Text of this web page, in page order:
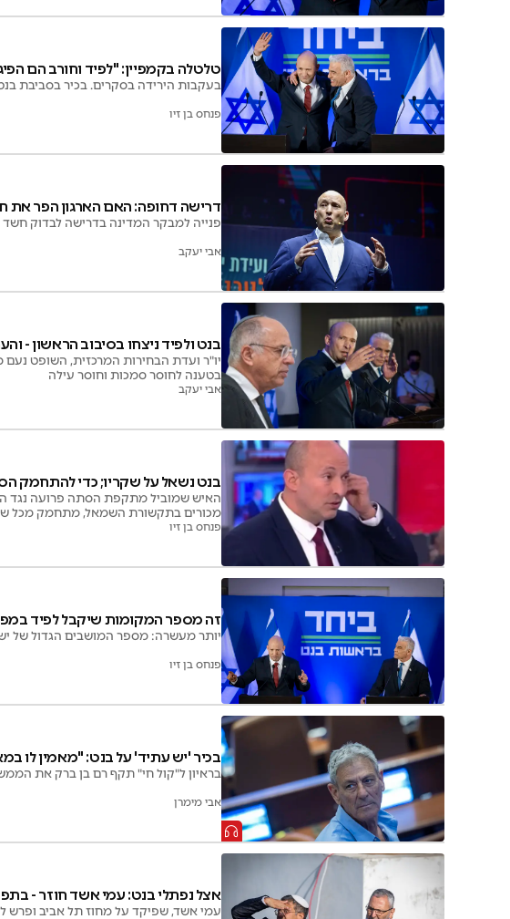
טלטלה בקמפיין: "לפיד וחורב הם
בעקבות הירידה בסקרים. בכיר בסביבת
פנחס בן זיו
דרישה דחופה: האם הארגון הפר את
פנייה למבקר המדינה בדרישה לבדוק
אבי יעקב
בנט ולפיד ניצחו בסיבוב הראשון -
יו"ר ועדת הבחירות המרכזית, השופט
בטענה לחוסר סמכות וחוסר עילה
אבי יעקב
בנט נשאל על שקריו; כדי להתחמק
האיש שמוביל מתקפת הסתה פרועה נגד
מכורים בתקשורת השמאל, מתחמק מכל
פנחס בן זיו
זה מספר המקומות שיקבל לפיד
יותר מעשרה: מספר המושבים הגדול של
פנחס בן זיו
בכיר 'יש עתיד' על בנט: "מאמין לו
בראיון ל"קול חי" תקף רם בן ברק את
אבי מימרן
אצל נפתלי בנט: עמי אשד חוזר -
עמי אשד, שפיקד על מחוז תל אביב